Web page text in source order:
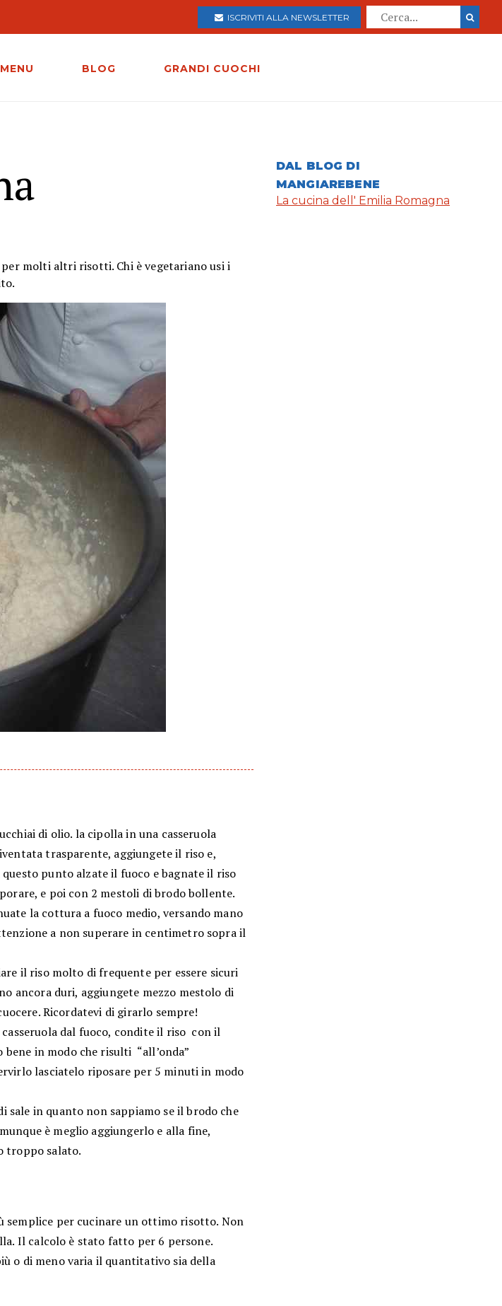
ISCRIVITI ALLA NEWSLETTER
MENU BLOG GRANDI CUOCHI
molti altri risotti. Chi è vegetariano usi i
di olio. la cipolla in una casseruola
trasparente, aggiungete il riso e,
punto alzate il fuoco e bagnate il riso
e poi con 2 mestoli di brodo bollente.
la cottura a fuoco medio, versando mano
a non superare in centimetro sopra il
il riso molto di frequente per essere sicuri
ancora duri, aggiungete mezzo mestolo di
Ricordatevi di girarlo sempre!
dal fuoco, condite il riso con il
in modo che risulti “all’onda”
lasciatelo riposare per 5 minuti in modo
sale in quanto non sappiamo se il brodo che
è meglio aggiungerlo e alla fine,
troppo salato.
semplice per cucinare un ottimo risotto. Non
Il calcolo è stato fatto per 6 persone.
o di meno varia il quantitativo sia della
DAL BLOG DI
MANGIAREBENE
La cucina dell' Emilia Romagna